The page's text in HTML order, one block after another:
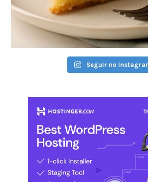
Seguir no